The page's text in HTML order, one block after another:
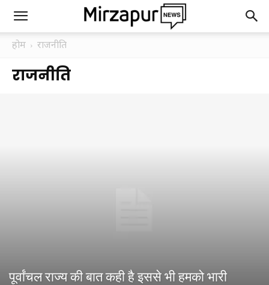
होम राजनीति
राजनीति
पूर्वांचल राज्य की बात कही है इससे भी हमको भारी